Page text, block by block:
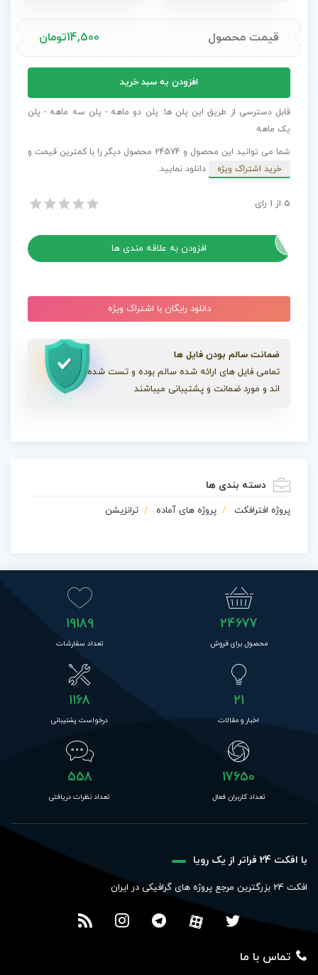
قیمت محصول 14,500تومان
افترافکت
ترانزیشن
عدد
افزودن به سبد خرید
قابل دسترسی از طریق این پلن ها: پلن دو ماهه - پلن سه ماهه - پلن
یک ماهه
شما می توانید این محصول و 24574 محصول دیگر را با کمترین قیمت و
خرید اشتراک ویژه
دانلود نمایید.
پروژه آماده افترافکت ترانزیشن Trendy transitions
5 از 1 رای
افزودن به علاقه مندی ها
دانلود رایگان با اشتراک ویژه
ضمانت سالم بودن فایل ها
تمامی فایل های ارائه شده سالم بوده و تست شده
اند و مورد ضمانت و پشتیبانی میباشند
دسته بندی ها
پروژه افترافکت پروژه های آماده ترانزیشن
24677
محصول برای فروش
19189
تعداد سفارشات
21
اخبار و مقالات
1168
درخواست پشتیبانی
17650
تعداد کاربران فعال
558
تعداد نظرات دریافتی
با افکت 24 فراتر از یک رویا
افکت 24 بزرگترین مرجع پروژه های گرافیکی در ایران
تماس با ما